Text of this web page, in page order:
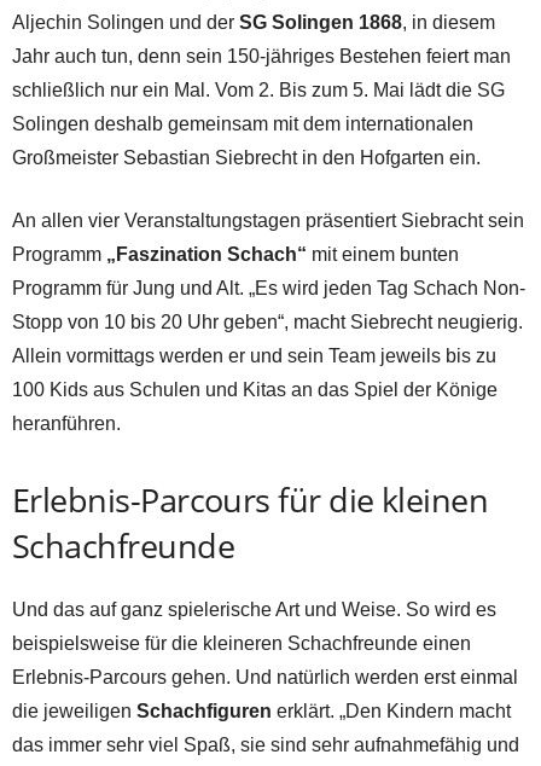
Aljechin Solingen und der SG Solingen 1868, in diesem
Jahr auch tun, denn sein 150-jähriges Bestehen feiert man
schließlich nur ein Mal. Vom 2. Bis zum 5. Mai lädt die SG
Solingen deshalb gemeinsam mit dem internationalen
Großmeister Sebastian Siebrecht in den Hofgarten ein.
An allen vier Veranstaltungstagen präsentiert Siebracht sein
Programm „Faszination Schach“ mit einem bunten
Programm für Jung und Alt. „Es wird jeden Tag Schach Non-
Stopp von 10 bis 20 Uhr geben“, macht Siebrecht neugierig.
Allein vormittags werden er und sein Team jeweils bis zu
100 Kids aus Schulen und Kitas an das Spiel der Könige
heranführen.
Erlebnis-Parcours für die kleinen
Schachfreunde
Und das auf ganz spielerische Art und Weise. So wird es
beispielsweise für die kleineren Schachfreunde einen
Erlebnis-Parcours gehen. Und natürlich werden erst einmal
die jeweiligen Schachfiguren erklärt. „Den Kindern macht
das immer sehr viel Spaß, sie sind sehr aufnahmefähig und